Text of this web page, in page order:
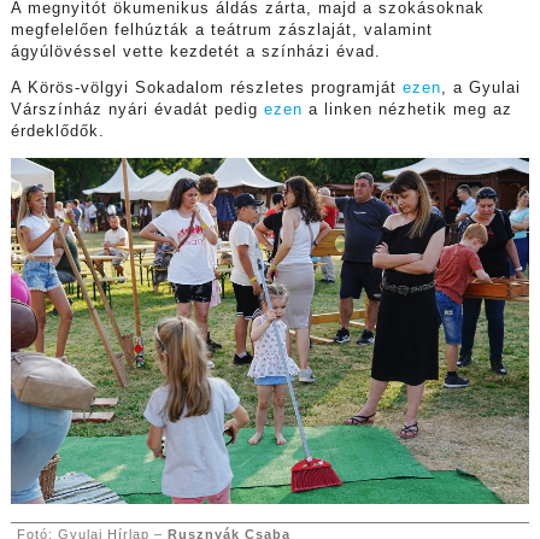
A megnyitót ökumenikus áldás zárta, majd a szokásoknak
megfelelően felhúzták a teátrum zászlaját, valamint
ágyúlövéssel vette kezdetét a színházi évad.
A Körös-völgyi Sokadalom részletes programját ezen, a Gyulai
Várszínház nyári évadát pedig ezen a linken nézhetik meg az
érdeklődők.
Fotó: Gyulai Hírlap – Rusznyák Csaba